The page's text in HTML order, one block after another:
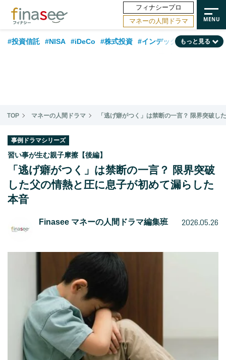
フィナシープロ
マネーの人間ドラマ
#投資信託 #NISA #iDeCo #株式投資 #インデックスファンド
#50代 #データ・調査 #老後 #60代 #国内株式型
もっと見る
TOP マネーの人間ドラマ 「逃げ癖がつく」は禁断の一言？ 限界突破
事例ドラマシリーズ
習い事が生む親子摩擦【後編】
「逃げ癖がつく」は禁断の一言？ 限界突破
した父の情熱と圧に息子が初めて漏らした
本音
Finasee マネーの人間ドラマ編集班 2026.05.26